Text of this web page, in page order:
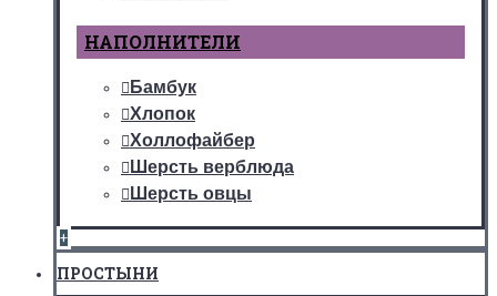
НАПОЛНИТЕЛИ
Бамбук
Хлопок
Холлофайбер
Шерсть верблюда
Шерсть овцы
+
ПРОСТЫНИ